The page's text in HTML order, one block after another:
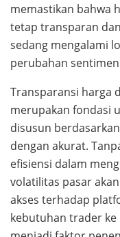
memastikan bahwa
tetap transparan
sedang mengalami
perubahan
Transparansi harga
merupakan fondasi
disusun
dengan akurat.
efisiensi dalam
volatilitas pasar
akses terhadap
kebutuhan trader ke